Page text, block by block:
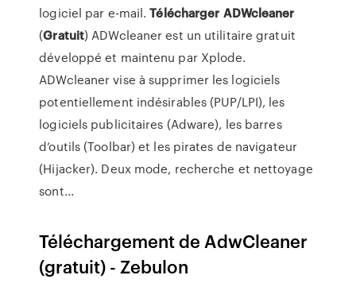
logiciel par e-mail.Télécharger ADWcleaner
(Gratuit) ADWcleaner est un utilitaire gratuit
développé et maintenu par Xplode.
ADWcleaner vise à supprimer les logiciels
potentiellement indésirables (PUP/LPI), les
logiciels publicitaires (Adware), les barres
d’outils (Toolbar) et les pirates de navigateur
(Hijacker). Deux mode, recherche et nettoyage
sont...
Téléchargement de AdwCleaner
(gratuit) - Zebulon